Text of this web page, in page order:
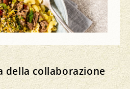
della collaborazione